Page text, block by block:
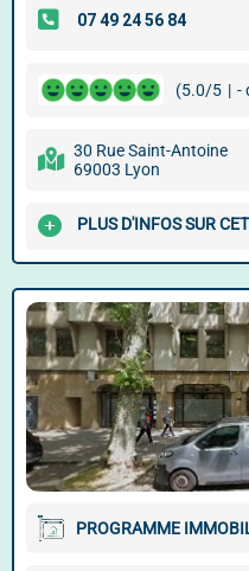
(5.0/5 | -
30 Rue Saint-Antoine
69003 Lyon
PLUS D'INFOS SUR
PROGRAMME